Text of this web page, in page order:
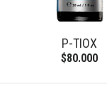
P-TIOX
$80.000